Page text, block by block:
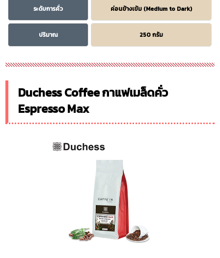
ระดับการคั่ว ค่อนข้างเข้ม (Medium to Dark)
ปริมาณ 250 กรัม
Duchess Coffee กาแฟเมล็ดคั่ว
Espresso Max